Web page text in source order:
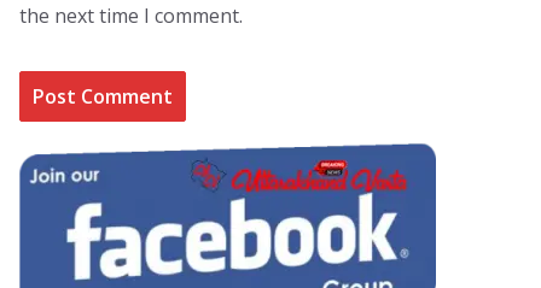
the next time I comment.